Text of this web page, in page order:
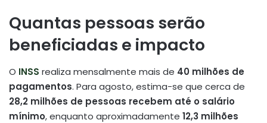
Quantas pessoas serão
beneficiadas e impacto
O INSS realiza mensalmente mais de 40 milhões de
pagamentos. Para agosto, estima-se que cerca de
28,2 milhões de pessoas recebem até o salário
mínimo, enquanto aproximadamente 12,3 milhões